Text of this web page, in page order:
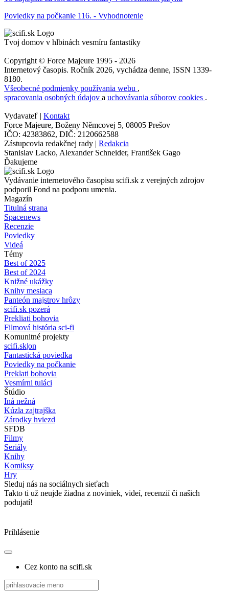
Poviedky na počkanie 116. - Vyhodnotenie
Tvoj domov v hlbinách vesmíru fantastiky
Copyright © Force Majeure 1995 - 2026
Internetový časopis. Ročník 2026, vychádza denne, ISSN 1339-
8180.
Všeobecné podmienky používania webu ,
spracovania osobných údajov a uchovávania súborov cookies .
Vydavateľ | Kontakt
Force Majeure, Boženy Němcovej 5, 08005 Prešov
IČO: 42383862, DIČ: 2120662588
Zástupcovia redakčnej rady | Redakcia
Stanislav Lacko, Alexander Schneider, František Gago
Ďakujeme
Vydávanie internetového časopisu scifi.sk z verejných zdrojov
podporil Fond na podporu umenia.
Magazín
Titulná strana
Spacenews
Recenzie
Poviedky
Videá
Témy
Best of 2025
Best of 2024
Knižné ukážky
Knihy mesiaca
Panteón majstrov hrôzy
scifi.sk pozerá
Prekliati bohovia
Filmová história sci-fi
Komunitné projekty
scifi.sk|on
Fantastická poviedka
Poviedky na počkanie
Preklati bohovia
Vesmírni tuláci
Štúdio
Iná nežná
Kúzla zajtrajška
Zárodky hviezd
SFDB
Filmy
Seriály
Knihy
Komiksy
Hry
Sleduj nás na sociálnych sieťach
Takto ti už neujde žiadna z noviniek, videí, recenzií či našich
podujatí!
Prihlásenie
Cez konto na scifi.sk